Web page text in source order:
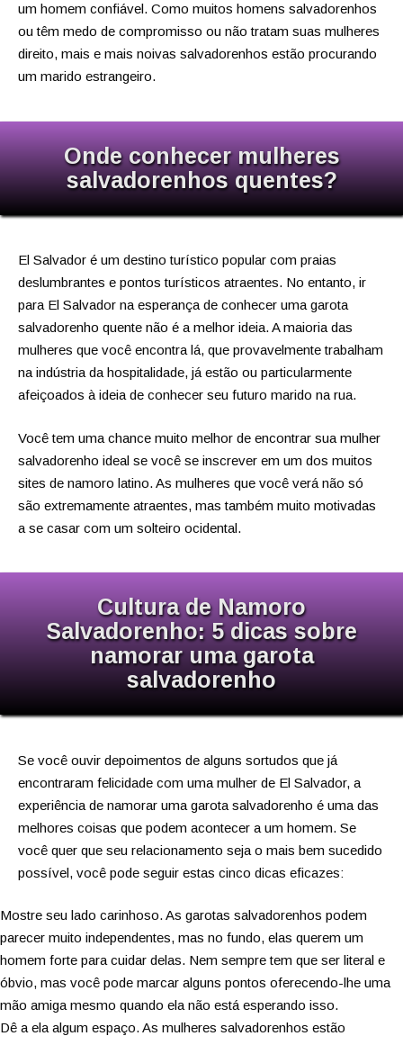
um homem confiável. Como muitos homens salvadorenhos
ou têm medo de compromisso ou não tratam suas mulheres
direito, mais e mais noivas salvadorenhos estão procurando
um marido estrangeiro.
Onde conhecer mulheres
salvadorenhos quentes?
El Salvador é um destino turístico popular com praias
deslumbrantes e pontos turísticos atraentes. No entanto, ir
para El Salvador na esperança de conhecer uma garota
salvadorenho quente não é a melhor ideia. A maioria das
mulheres que você encontra lá, que provavelmente trabalham
na indústria da hospitalidade, já estão ou particularmente
afeiçoados à ideia de conhecer seu futuro marido na rua.
Você tem uma chance muito melhor de encontrar sua mulher
salvadorenho ideal se você se inscrever em um dos muitos
sites de namoro latino. As mulheres que você verá não só
são extremamente atraentes, mas também muito motivadas
a se casar com um solteiro ocidental.
Cultura de Namoro
Salvadorenho: 5 dicas sobre
namorar uma garota
salvadorenho
Se você ouvir depoimentos de alguns sortudos que já
encontraram felicidade com uma mulher de El Salvador, a
experiência de namorar uma garota salvadorenho é uma das
melhores coisas que podem acontecer a um homem. Se
você quer que seu relacionamento seja o mais bem sucedido
possível, você pode seguir estas cinco dicas eficazes:
Mostre seu lado carinhoso. As garotas salvadorenhos podem
parecer muito independentes, mas no fundo, elas querem um
homem forte para cuidar delas. Nem sempre tem que ser literal e
óbvio, mas você pode marcar alguns pontos oferecendo-lhe uma
mão amiga mesmo quando ela não está esperando isso.
Dê a ela algum espaço. As mulheres salvadorenhos estão